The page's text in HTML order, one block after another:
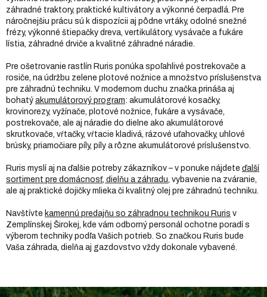
záhradné traktory, praktické kultivátory a výkonné čerpadlá. Pre
náročnejšiu prácu sú k dispozícii aj pôdne vrtáky, odolné snežné
frézy, výkonné štiepačky dreva, vertikulátory, vysávače a fukáre
lístia, záhradné drviče a kvalitné záhradné náradie.
Pre ošetrovanie rastlín Ruris ponúka spoľahlivé postrekovače a
rosiče, na údržbu zelene plotové nožnice a množstvo príslušenstva
pre záhradnú techniku. V modernom duchu značka prináša aj
bohatý akumulátorový program: akumulátorové kosačky,
krovinorezy, vyžínače, plotové nožnice, fukáre a vysávače,
postrekovače, ale aj náradie do dielne ako akumulátorové
skrutkovače, vŕtačky, vŕtacie kladivá, rázové uťahovačky, uhlové
brúsky, priamočiare píly, píly a rôzne akumulátorové príslušenstvo.
Ruris myslí aj na ďalšie potreby zákazníkov – v ponuke nájdete ďalší
sortiment pre domácnosť, dielňu a záhradu , vybavenie na zváranie,
ale aj praktické dojičky mlieka či kvalitný olej pre záhradnú techniku.
Navštívte kamennú predajňu so záhradnou technikou Ruris v
Zemplínskej Širokej, kde vám odborný personál ochotne poradí s
výberom techniky podľa Vašich potrieb. So značkou Ruris bude
Vaša záhrada, dielňa aj gazdovstvo vždy dokonale vybavené.